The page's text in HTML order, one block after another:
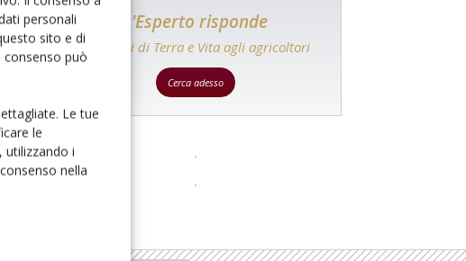
personali
sito e di
può
Le tue
le
utilizzando i
nella
L'Esperto risponde
I consigli di Terra e Vita agli agricoltori
Cerca adesso